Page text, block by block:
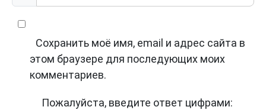
Сохранить моё имя, email и адрес сайта в
этом браузере для последующих моих
комментариев.
Пожалуйста, введите ответ цифрами: